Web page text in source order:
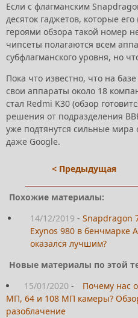
Если с флагманским
десяток гаджетов, которые
героями обзора такой номер
чипсеты полагаются всем
субфлагманского уровня, но
Пока что известно, что на
свои аппараты около 18
стал Redmi K30 (обзор
решения от подразделения
уже подтянутся сильные мира
даже Google.
< Предыдущая
Похожие материалы:
14/12/2019 - Snapdragon
Exynos 980 в бенчмарке
оказался лучшим?
Новые материалы по этой
15/01/2020 -
Почему нас
МП, 64 и 108 МП камеры?
разоблачение